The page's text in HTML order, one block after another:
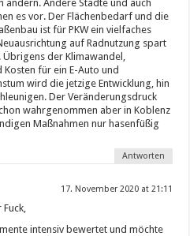
ändern. Andere Städte und auch
es vor. Der Flächenbedarf und die
ist für PKW ein vielfaches
auf Radnutzung spart
Übrigens der Klimawandel,
für ein E-Auto und
wird die jetzige Entwicklung, hin
Der Veränderungsdruck
wahrgenommen aber in Koblenz
Maßnahmen nur hasenfüßig
Antworten
17. November 2020 at 21:11
intensiv bewertet und möchte